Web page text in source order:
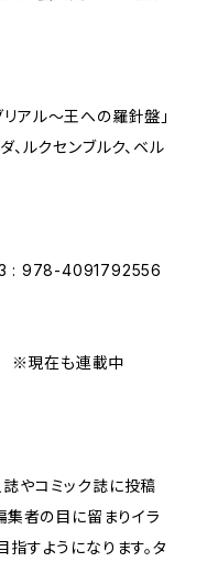
リアル〜王への羅針盤」
、ルクセンブルク、ベル
: 978-4091792556
館 ※現在も連載中
やコミック誌に投稿
集者の目に留まりイラ
すようになります。タ